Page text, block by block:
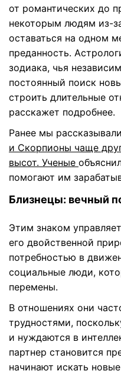
от романтических до
некоторым людям из-
оставаться на одном
преданность.
зодиака, чья
постоянный поиск
строить длительные
расскажет подробнее.
Ранее мы
и Скорпионы чаще
высот. Ученые
помогают им
Близнецы: вечный
Этим знаком
его двойственной
потребностью в
социальные люди,
перемены.
В отношениях они
трудностями,
и нуждаются в
партнер становится
начинают искать